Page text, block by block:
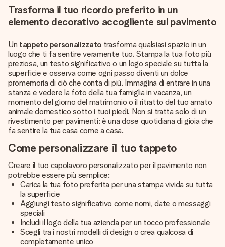
Trasforma il tuo ricordo preferito in un
elemento decorativo accogliente sul pavimento
Un tappeto personalizzato trasforma qualsiasi spazio in un
luogo che ti fa sentire veramente tuo. Stampa la tua foto più
preziosa, un testo significativo o un logo speciale su tutta la
superficie e osserva come ogni passo diventi un dolce
promemoria di ciò che conta di più. Immagina di entrare in una
stanza e vedere la foto della tua famiglia in vacanza, un
momento del giorno del matrimonio o il ritratto del tuo amato
animale domestico sotto i tuoi piedi. Non si tratta solo di un
rivestimento per pavimenti: è una dose quotidiana di gioia che
fa sentire la tua casa come a casa.
Come personalizzare il tuo tappeto
Creare il tuo capolavoro personalizzato per il pavimento non
potrebbe essere più semplice:
Carica la tua foto preferita per una stampa vivida su tutta
la superficie
Aggiungi testo significativo come nomi, date o messaggi
speciali
Includi il logo della tua azienda per un tocco professionale
Scegli tra i nostri modelli di design o crea qualcosa di
completamente unico